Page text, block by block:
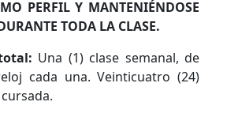
PERFIL Y MANTENIÉNDOSE
TODA LA CLASE.
Una (1) clase semanal, de
cada una. Veinticuatro (24)